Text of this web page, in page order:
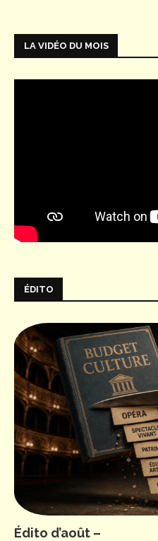
LA VIDÉO DU MOIS
ÉDITO
Édito d’août –